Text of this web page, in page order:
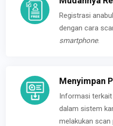
Registrasi
dengan cara
smartphone.
Menyimpan
Informasi
dalam sistem
melakukan scan